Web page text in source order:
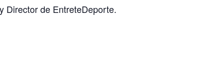
Director de EntreteDeporte.